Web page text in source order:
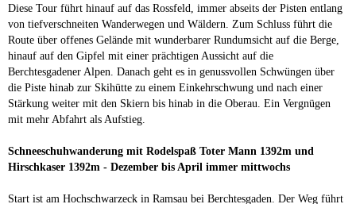
Diese Tour führt hinauf auf das Rossfeld, immer abseits der Pisten entlang
von tiefverschneiten Wanderwegen und Wäldern. Zum Schluss führt die
Route über offenes Gelände mit wunderbarer Rundumsicht auf die Berge,
hinauf auf den Gipfel mit einer prächtigen Aussicht auf die
Berchtesgadener Alpen. Danach geht es in genussvollen Schwüngen über
die Piste hinab zur Skihütte zu einem Einkehrschwung und nach einer
Stärkung weiter mit den Skiern bis hinab in die Oberau. Ein Vergnügen
mit mehr Abfahrt als Aufstieg.
Schneeschuhwanderung mit Rodelspaß Toter Mann 1392m und
Hirschkaser 1392m - Dezember bis April immer mittwochs
Start ist am Hochschwarzeck in Ramsau bei Berchtesgaden. Der Weg führt